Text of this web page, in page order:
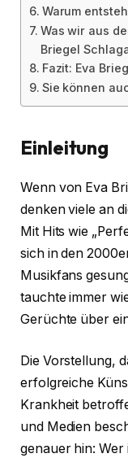
Warum
Was wir aus
Briegel
Fazit: Eva
Sie können
Einleitung
Wenn von Eva
denken viele an
Mit Hits wie
sich in den
Musikfans
tauchte immer
Gerüchte über
Die Vorstellung,
erfolgreiche
Krankheit
und Medien
genauer hin: